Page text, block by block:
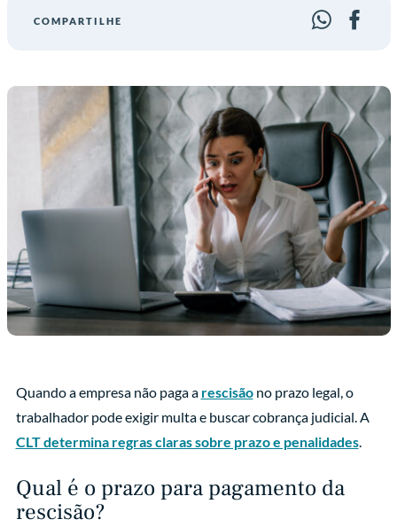
COMPARTILHE
Quando a empresa não paga a rescisãono prazo legal, o
trabalhador pode exigir multa e buscar cobrança judicial. A
CLT determina regras claras sobre prazo e penalidades.
Qual é o prazo para pagamento da
rescisão?